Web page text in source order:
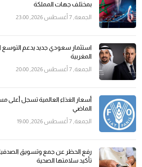
بمختلف جهات المملكة
الجمعة, 7 أغسطس 2026, 23:00
استثمار سعودي جديد يدعم التوسع
المغربية
الجمعة, 7 أغسطس 2026, 20:00
الماضي
الجمعة, 7 أغسطس 2026, 19:00
رفع الحظر عن جمع وتسويق
تأكيد سلامتها الصحية